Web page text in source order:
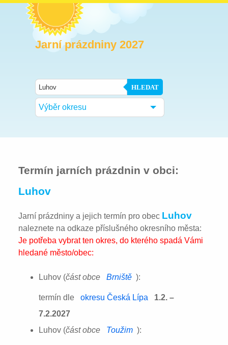
Jarní prázdniny 2027
HLEDAT
Výběr okresu
Termín jarních prázdnin v obci:
Luhov
Jarní prázdniny a jejich termín pro obec Luhov
naleznete na odkaze příslušného okresního města:
Je potřeba vybrat ten okres, do kterého spadá Vámi
hledané město/obec:
Luhov (část obce Brniště ):
termín dle okresu Česká Lípa
1.2. –
7.2.2027
Luhov (část obce Toužim ):